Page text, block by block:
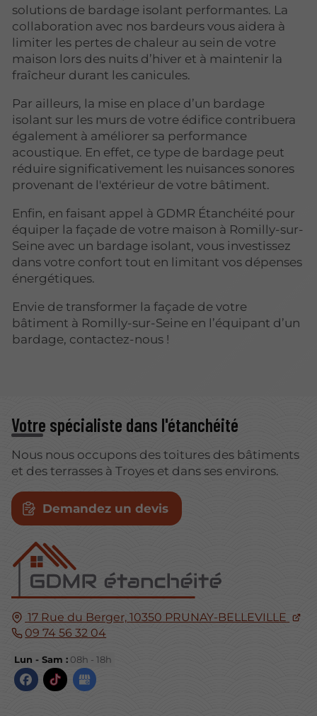
solutions de bardage isolant performantes. La
collaboration avec nos bardeurs vous aidera à
limiter les pertes de chaleur au sein de votre
maison lors des nuits d’hiver et à maintenir la
fraîcheur durant les canicules.
Par ailleurs, la mise en place d’un bardage
isolant sur les murs de votre édifice contribuera
également à améliorer sa performance
acoustique. En effet, ce type de bardage peut
réduire significativement les nuisances sonores
provenant de l'extérieur de votre bâtiment.
Enfin, en faisant appel à GDMR Étanchéité pour
équiper la façade de votre maison à Romilly-sur-
Seine avec un bardage isolant, vous investissez
dans votre confort tout en limitant vos dépenses
énergétiques.
Envie de transformer la façade de votre
bâtiment à Romilly-sur-Seine en l’équipant d’un
bardage, contactez-nous !
17 Rue du Berger, 10350 PRUNAY-BELLEVILLE
09 74 56 32 04
Lun - Sam : 08h - 18h
Votre spécialiste dans l'étanchéité
Nous nous occupons des toitures des bâtiments
et des terrasses à Troyes et dans ses environs.
Demandez un devis